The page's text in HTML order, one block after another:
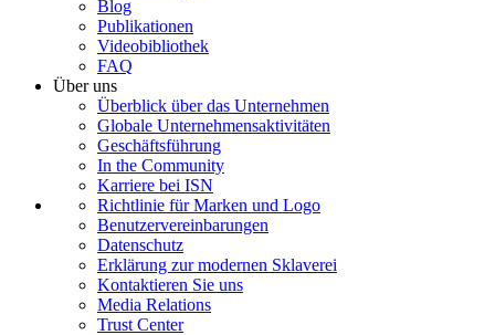
Blog
Publikationen
Videobibliothek
FAQ
Über uns
Überblick über das Unternehmen
Globale Unternehmensaktivitäten
Geschäftsführung
In the Community
Karriere bei ISN
Richtlinie für Marken und Logo
Benutzervereinbarungen
Datenschutz
Erklärung zur modernen Sklaverei
Kontaktieren Sie uns
Media Relations
Trust Center